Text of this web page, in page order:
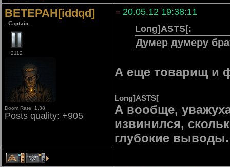
BETEPAH[iddqd]
- Captain -
2112
Doom Rate: 1.38
Posts quality: +905
20.05.12 19:38:11
Long]ASTS[:
Думер думеру
А еще товарищ и
Long]ASTS[
А вообще,
извинился,
глубокие
2 2